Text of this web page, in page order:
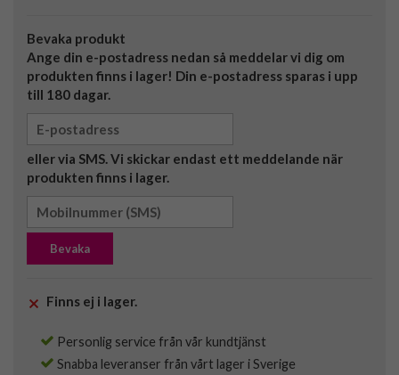
Bevaka produkt
Ange din e-postadress nedan så meddelar vi dig om
produkten finns i lager! Din e-postadress sparas i upp
till 180 dagar.
eller via SMS. Vi skickar endast ett meddelande när
produkten finns i lager.
Bevaka
Finns ej i lager.
Personlig service från vår kundtjänst
Snabba leveranser från vårt lager i Sverige